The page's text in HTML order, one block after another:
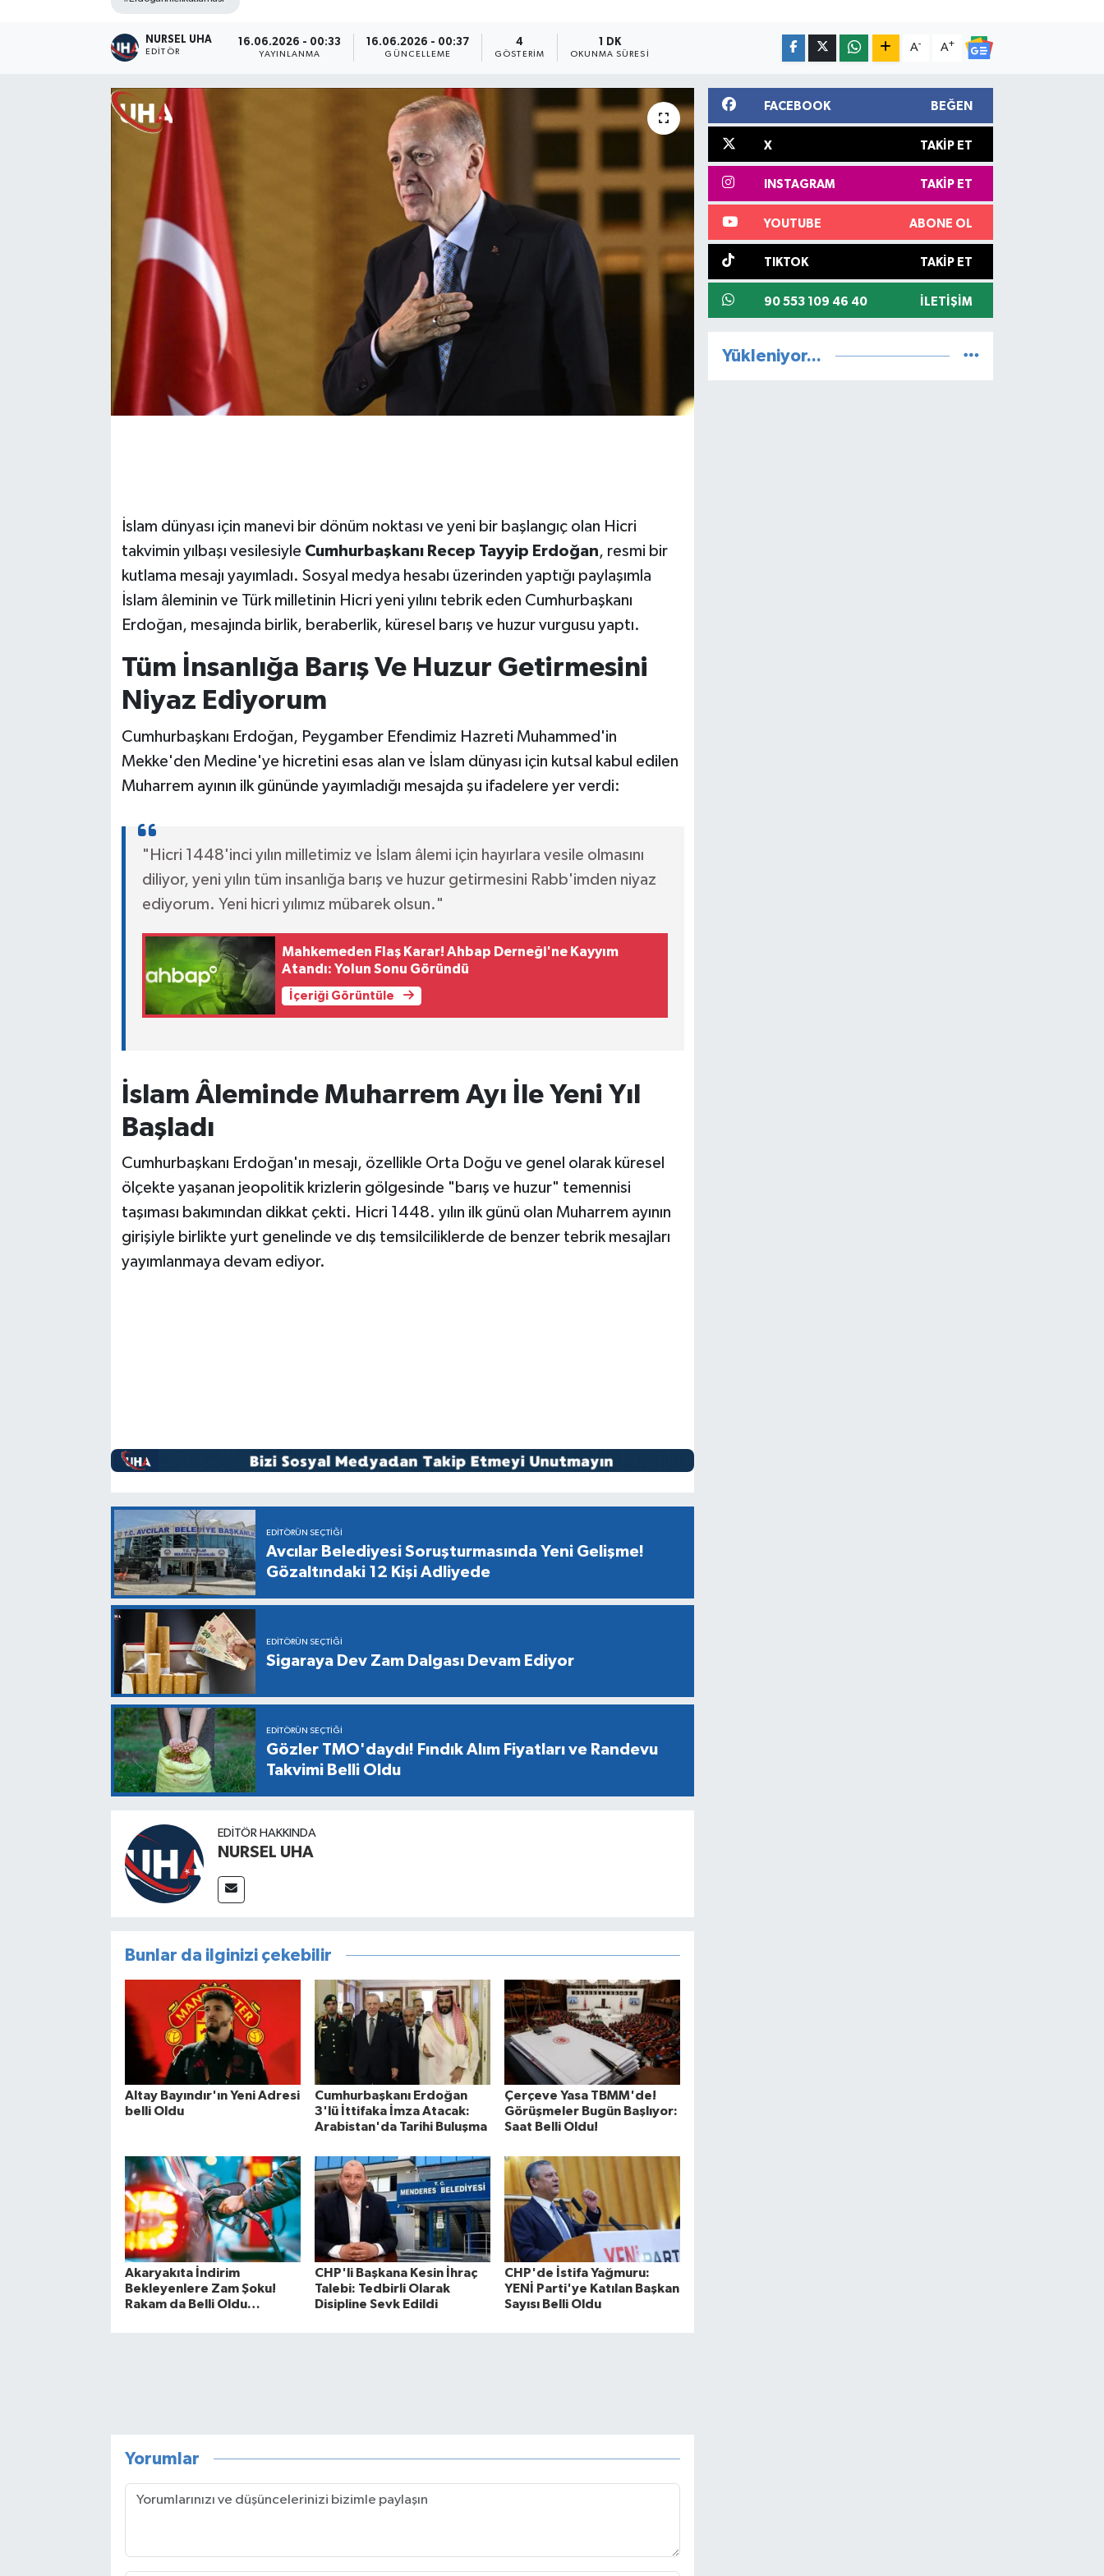
NURSEL UHA
EDITÖR
16.06.2026 - 00:33
YAYINLANMA
16.06.2026 - 00:37
GÜNCELLEME
4
GÖSTERIM
1 DK
OKUNMA SÜRESI
A- A+
İslam dünyası için manevi bir dönüm noktası ve yeni bir başlangıç olan Hicri
takvimin yılbaşı vesilesiyle Cumhurbaşkanı Recep Tayyip Erdoğan, resmi bir
kutlama mesajı yayımladı. Sosyal medya hesabı üzerinden yaptığı paylaşımla
İslam âleminin ve Türk milletinin Hicri yeni yılını tebrik eden Cumhurbaşkanı
Erdoğan, mesajında birlik, beraberlik, küresel barış ve huzur vurgusu yaptı.
Tüm İnsanlığa Barış Ve Huzur Getirmesini
Niyaz Ediyorum
Cumhurbaşkanı Erdoğan, Peygamber Efendimiz Hazreti Muhammed'in
Mekke'den Medine'ye hicretini esas alan ve İslam dünyası için kutsal kabul edilen
Muharrem ayının ilk gününde yayımladığı mesajda şu ifadelere yer verdi:
"Hicri 1448'inci yılın milletimiz ve İslam âlemi için hayırlara vesile olmasını
diliyor, yeni yılın tüm insanlığa barış ve huzur getirmesini Rabb'imden niyaz
ediyorum. Yeni hicri yılımız mübarek olsun."
Mahkemeden Flaş Karar! Ahbap Derneği'ne Kayyım
Atandı: Yolun Sonu Göründü
İçeriği Görüntüle
İslam Âleminde Muharrem Ayı İle Yeni Yıl
Başladı
Cumhurbaşkanı Erdoğan'ın mesajı, özellikle Orta Doğu ve genel olarak küresel
ölçekte yaşanan jeopolitik krizlerin gölgesinde "barış ve huzur" temennisi
taşıması bakımından dikkat çekti. Hicri 1448. yılın ilk günü olan Muharrem ayının
girişiyle birlikte yurt genelinde ve dış temsilciliklerde de benzer tebrik mesajları
yayımlanmaya devam ediyor.
EDITÖRÜN SEÇTIĞI
Avcılar Belediyesi Soruşturmasında Yeni Gelişme!
Gözaltındaki 12 Kişi Adliyede
EDITÖRÜN SEÇTIĞI
Sigaraya Dev Zam Dalgası Devam Ediyor
EDITÖRÜN SEÇTIĞI
Gözler TMO'daydı! Fındık Alım Fiyatları ve Randevu
Takvimi Belli Oldu
EDITÖR HAKKINDA
NURSEL UHA
Bunlar da ilginizi çekebilir
Altay Bayındır'ın Yeni Adresi
belli Oldu
Cumhurbaşkanı Erdoğan
3'lü İttifaka İmza Atacak:
Arabistan'da Tarihi Buluşma
Çerçeve Yasa TBMM'de!
Görüşmeler Bugün Başlıyor:
Saat Belli Oldu!
Akaryakıta İndirim
Bekleyenlere Zam Şoku!
Rakam da Belli Oldu…
CHP'li Başkana Kesin İhraç
Talebi: Tedbirli Olarak
Disipline Sevk Edildi
CHP'de İstifa Yağmuru:
YENİ Parti'ye Katılan Başkan
Sayısı Belli Oldu
Yorumlar
FACEBOOK BEĞEN
X TAKIP ET
INSTAGRAM TAKIP ET
YOUTUBE ABONE OL
TIKTOK TAKIP ET
90 553 109 46 40 İLETIŞIM
Yükleniyor...